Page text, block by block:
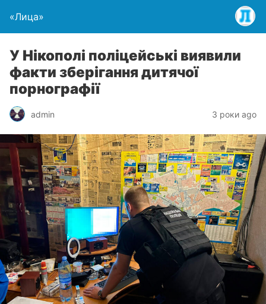
«Лица»
У Нікополі поліцейські виявили
факти зберігання дитячої
порнографії
admin 3 роки ago